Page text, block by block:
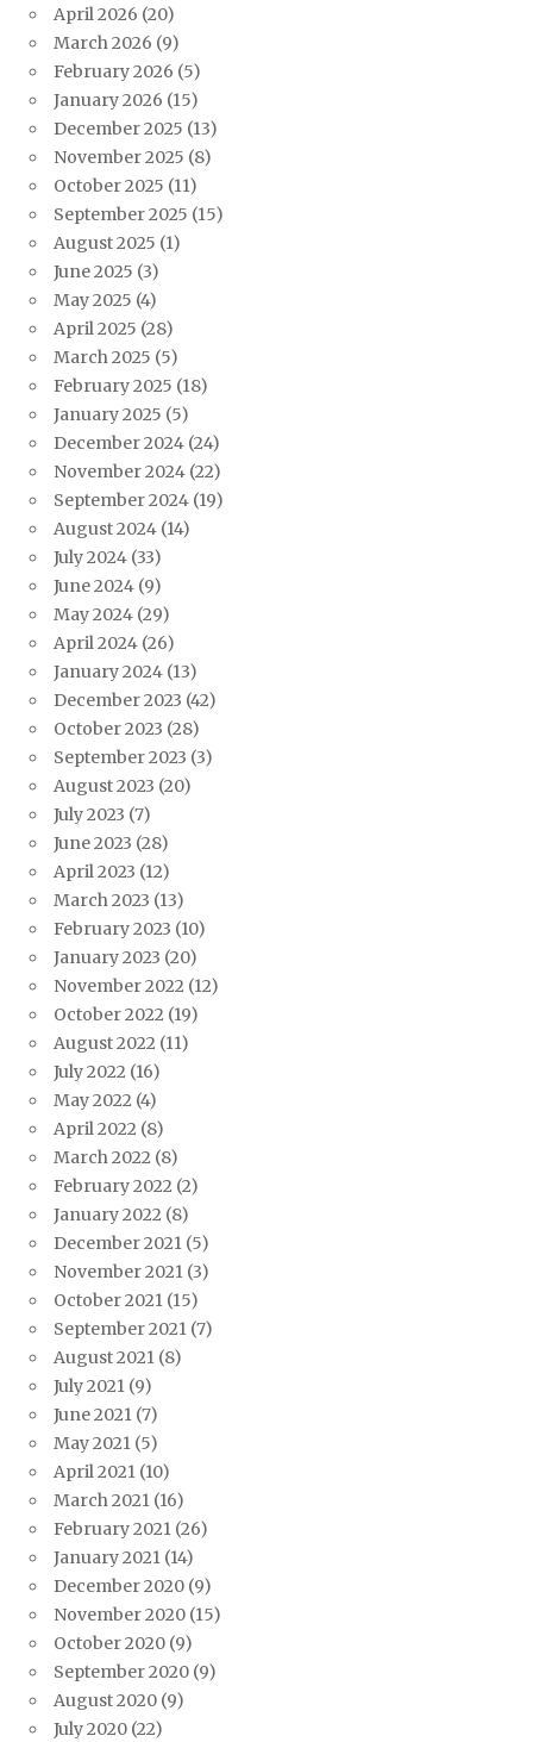
April 2026 (20)
March 2026 (9)
February 2026 (5)
January 2026 (15)
December 2025 (13)
November 2025 (8)
October 2025 (11)
September 2025 (15)
August 2025 (1)
June 2025 (3)
May 2025 (4)
April 2025 (28)
March 2025 (5)
February 2025 (18)
January 2025 (5)
December 2024 (24)
November 2024 (22)
September 2024 (19)
August 2024 (14)
July 2024 (33)
June 2024 (9)
May 2024 (29)
April 2024 (26)
January 2024 (13)
December 2023 (42)
October 2023 (28)
September 2023 (3)
August 2023 (20)
July 2023 (7)
June 2023 (28)
April 2023 (12)
March 2023 (13)
February 2023 (10)
January 2023 (20)
November 2022 (12)
October 2022 (19)
August 2022 (11)
July 2022 (16)
May 2022 (4)
April 2022 (8)
March 2022 (8)
February 2022 (2)
January 2022 (8)
December 2021 (5)
November 2021 (3)
October 2021 (15)
September 2021 (7)
August 2021 (8)
July 2021 (9)
June 2021 (7)
May 2021 (5)
April 2021 (10)
March 2021 (16)
February 2021 (26)
January 2021 (14)
December 2020 (9)
November 2020 (15)
October 2020 (9)
September 2020 (9)
August 2020 (9)
July 2020 (22)